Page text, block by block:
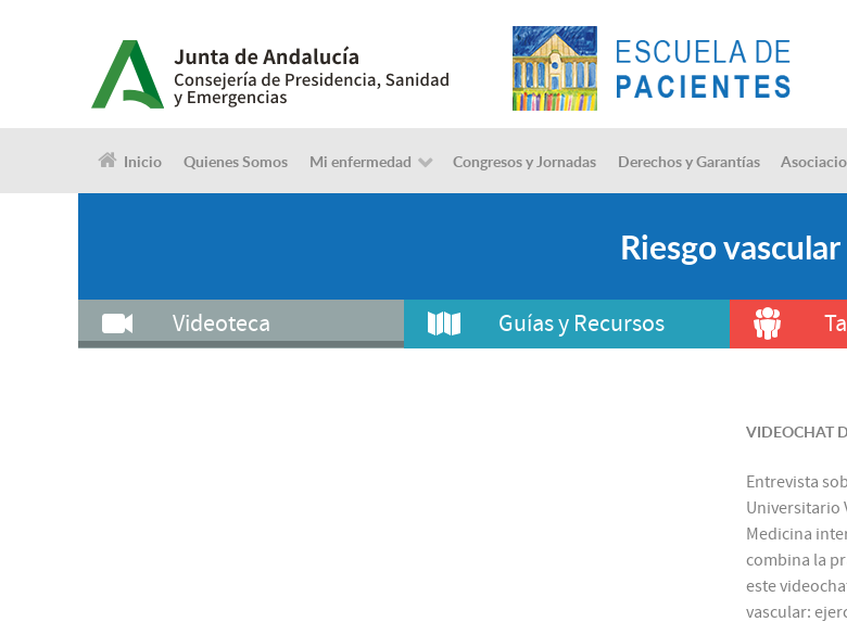
Inicio Quienes Somos Mi enfermedad Congresos y Jornadas Derechos y Garantías
Riesgo vascular
Videoteca Guías y Recursos
VIDEOCHAT
Entrevista
Universitario
Medicina
combina la
este
vascular: